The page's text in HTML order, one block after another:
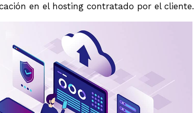
en el hosting contratado por el cliente.